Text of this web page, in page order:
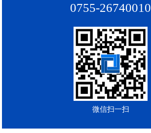
0755-26740010
微信扫一扫